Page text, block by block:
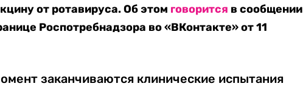
от ротавируса. Об этом говорится в сообщении
Роспотребнадзора во «ВКонтакте» от 11
заканчиваются клинические испытания